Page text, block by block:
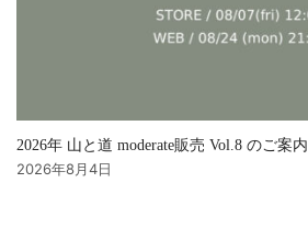
2026年 山と道 moderate販売 Vol.8 のご案内
2026年8月4日